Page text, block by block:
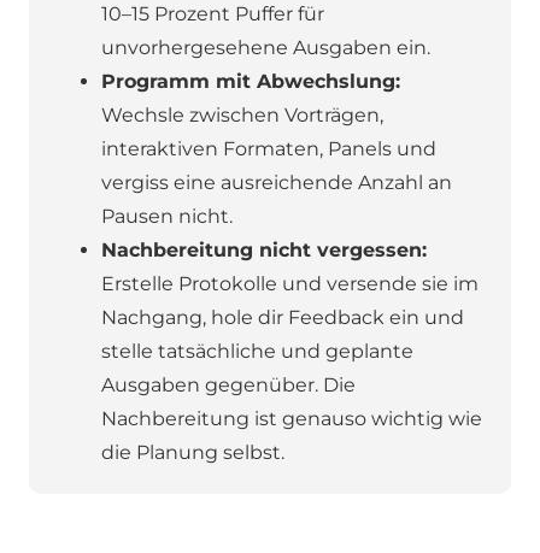
10–15 Prozent Puffer für
unvorhergesehene Ausgaben ein.
Programm mit Abwechslung:
Wechsle zwischen Vorträgen,
interaktiven Formaten, Panels und
vergiss eine ausreichende Anzahl an
Pausen nicht.
Nachbereitung nicht vergessen:
Erstelle Protokolle und versende sie im
Nachgang, hole dir Feedback ein und
stelle tatsächliche und geplante
Ausgaben gegenüber. Die
Nachbereitung ist genauso wichtig wie
die Planung selbst.